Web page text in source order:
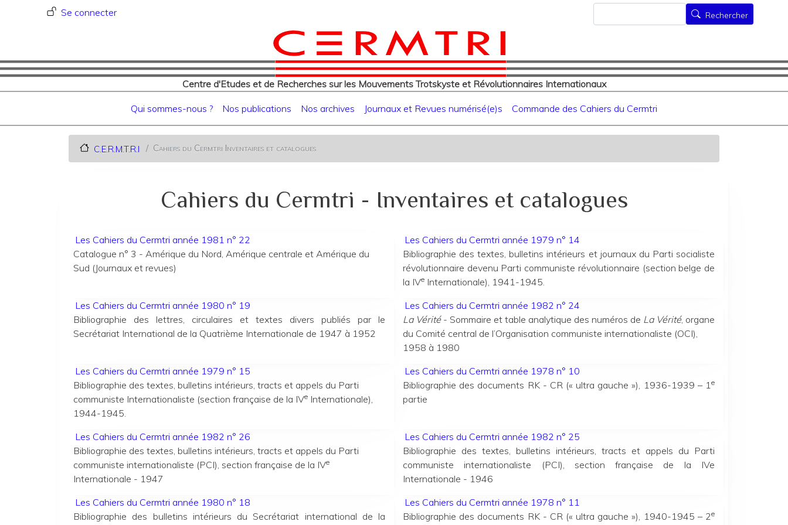
contenu
principal
Menu du compte de l'utilisateur
Se connecter
Centre d'Etudes et de Recherches sur les Mouvements Trotskyste et Révolutionnaires Internationaux
Rechercher
Rechercher
Navigation principale
Qui sommes-nous ? Nos publications Nos archives Journaux et Revues numérisé(e)s Commande des Cahiers du Cermtri
C.E.R.M.T.R.I Cahiers du Cermtri Inventaires et catalogues
Cahiers du Cermtri - Inventaires et catalogues
Les Cahiers du Cermtri année 1981 n° 22
Catalogue n° 3 - Amérique du Nord, Amérique centrale et Amérique du
Sud (Journaux et revues)
Les Cahiers du Cermtri année 1979 n° 14
Bibliographie des textes, bulletins intérieurs et journaux du Parti socialiste
révolutionnaire devenu Parti communiste révolutionnaire (section belge de
la IVe Internationale), 1941-1945.
Les Cahiers du Cermtri année 1980 n° 19
Bibliographie des lettres, circulaires et textes divers publiés par le
Secrétariat International de la Quatrième Internationale de 1947 à 1952
Les Cahiers du Cermtri année 1982 n° 24
La Vérité - Sommaire et table analytique des numéros de La Vérité, organe
du Comité central de l’Organisation communiste internationaliste (OCI),
1958 à 1980
Les Cahiers du Cermtri année 1979 n° 15
Bibliographie des textes, bulletins intérieurs, tracts et appels du Parti
communiste Internationaliste (section française de la IVe Internationale),
1944-1945.
Les Cahiers du Cermtri année 1978 n° 10
Bibliographie des documents RK - CR (« ultra gauche »), 1936-1939 – 1e
partie
Les Cahiers du Cermtri année 1982 n° 26
Bibliographie des textes, bulletins intérieurs, tracts et appels du Parti
communiste internationaliste (PCI), section française de la IVe
Internationale - 1947
Les Cahiers du Cermtri année 1982 n° 25
Bibliographie des textes, bulletins intérieurs, tracts et appels du Parti
communiste internationaliste (PCI), section française de la IVe
Internationale - 1946
Les Cahiers du Cermtri année 1980 n° 18
Bibliographie des bulletins intérieurs du Secrétariat international de la
Les Cahiers du Cermtri année 1978 n° 11
Bibliographie des documents RK - CR (« ultra gauche »), 1940-1945 – 2e